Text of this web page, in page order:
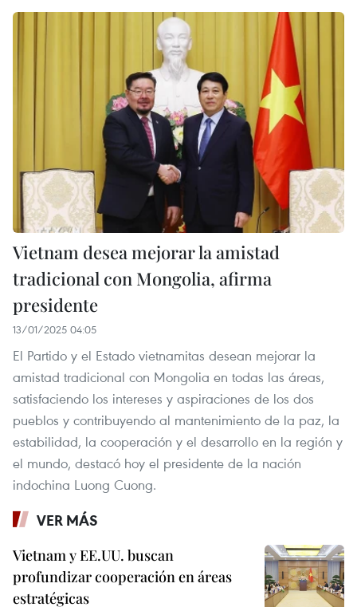
Vietnam desea mejorar la amistad
tradicional con Mongolia, afirma
presidente
13/01/2025 04:05
El Partido y el Estado vietnamitas desean mejorar la
amistad tradicional con Mongolia en todas las áreas,
satisfaciendo los intereses y aspiraciones de los dos
pueblos y contribuyendo al mantenimiento de la paz, la
estabilidad, la cooperación y el desarrollo en la región y
el mundo, destacó hoy el presidente de la nación
indochina Luong Cuong.
VER MÁS
Vietnam y EE.UU. buscan
profundizar cooperación en áreas
estratégicas